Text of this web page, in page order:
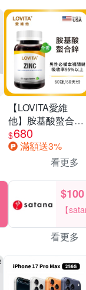
【LOVITA愛維
他】胺基酸螯合鋅
x2瓶30mg素食錠
(鋅錠)
$680
滿額送3%
看更多
$100
【
看更多